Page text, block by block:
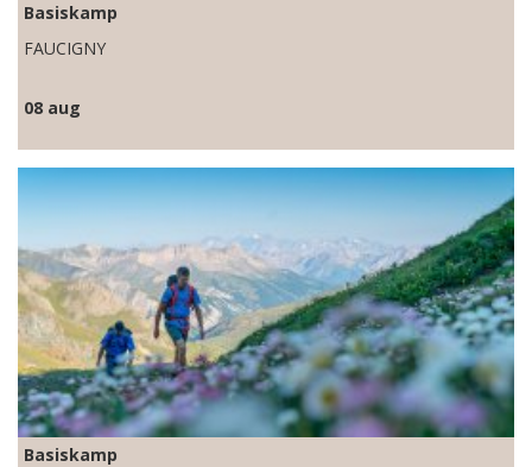
Basiskamp
FAUCIGNY
08 aug
Basiskamp